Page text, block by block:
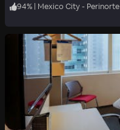
94% | Mexico City - Perinorte